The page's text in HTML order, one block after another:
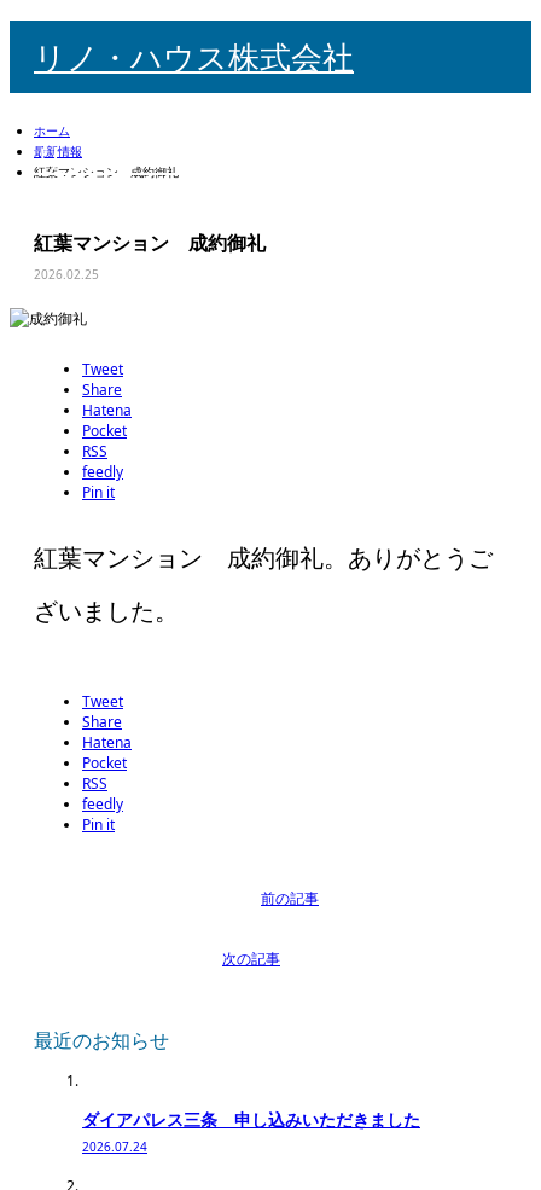
リノ・ハウス株式会社
リノ・ハウス株式会社
ホーム
最新情報
紅葉マンション 成約御礼
紅葉マンション 成約御礼
2026.02.25
Tweet
Share
Hatena
Pocket
RSS
feedly
Pin it
紅葉マンション 成約御礼。ありがとうご
ざいました。
Tweet
Share
Hatena
Pocket
RSS
feedly
Pin it
最近のお知らせ
ダイアパレス三条 申し込みいただきました
2026.07.24